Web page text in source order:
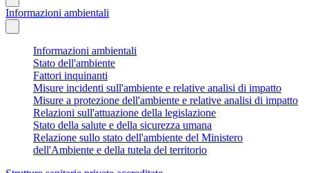
Informazioni ambientali
Informazioni ambientali
Stato dell'ambiente
Fattori inquinanti
Misure incidenti sull'ambiente e relative analisi di impatto
Misure a protezione dell'ambiente e relative analisi di impatto
Relazioni sull'attuazione della legislazione
Stato della salute e della sicurezza umana
Relazione sullo stato dell'ambiente del Ministero
dell'Ambiente e della tutela del territorio